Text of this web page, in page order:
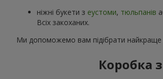
ніжні букети з еустоми, тюльпанів
Всіх закоханих.
Ми допоможемо вам підібрати найкраще
Коробка